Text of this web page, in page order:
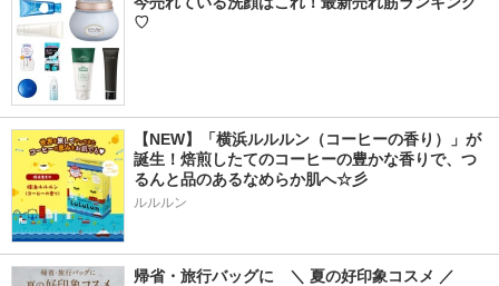
♡
【NEW】「横浜ルルルン（コーヒーの香り）」が
誕生！焙煎したてのコーヒーの豊かな香りで、つ
るんと品のあるなめらか肌へ☆彡
ルルルン
帰省・旅行バッグに　＼ 夏の好印象コスメ ／